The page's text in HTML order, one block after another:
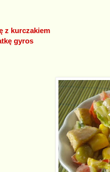
z kurczakiem
gyros